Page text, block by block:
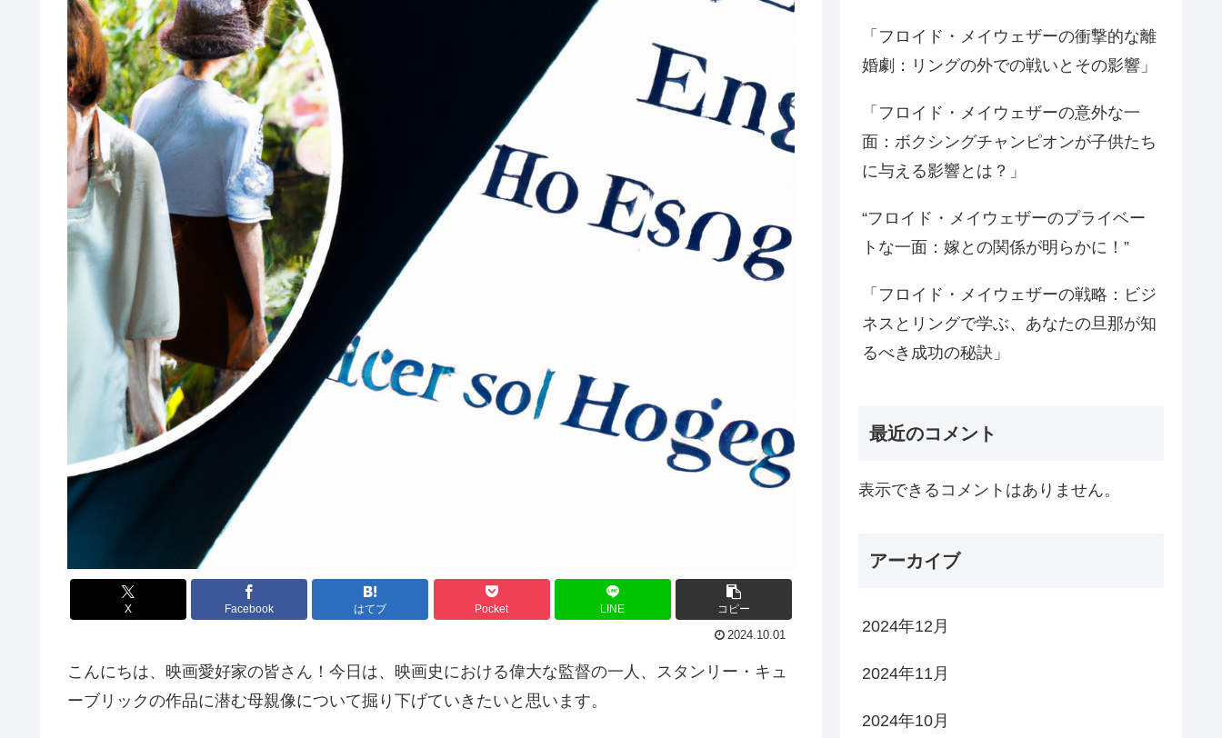
X Facebook はてブ Pocket LINE コピー
2024.10.01
こんにちは、映画愛好家の皆さん！今日は、映画史における偉大な監督の一人、スタンリー・キュ
ーブリックの作品に潜む母親像について掘り下げていきたいと思います。
「フロイド・メイウェザーの衝撃的な離
婚劇：リングの外での戦いとその影響」
「フロイド・メイウェザーの意外な一
面：ボクシングチャンピオンが子供たち
に与える影響とは？」
“フロイド・メイウェザーのプライベー
トな一面：嫁との関係が明らかに！”
「フロイド・メイウェザーの戦略：ビジ
ネスとリングで学ぶ、あなたの旦那が知
るべき成功の秘訣」
最近のコメント
表示できるコメントはありません。
アーカイブ
2024年12月
2024年11月
2024年10月